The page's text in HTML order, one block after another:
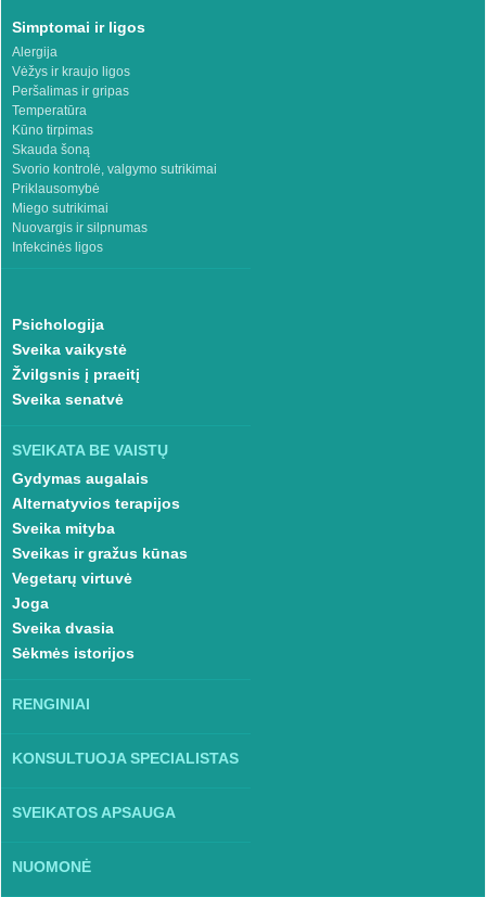
Simptomai ir ligos
Alergija
Vėžys ir kraujo ligos
Peršalimas ir gripas
Temperatūra
Kūno tirpimas
Skauda šoną
Svorio kontrolė, valgymo sutrikimai
Priklausomybė
Miego sutrikimai
Nuovargis ir silpnumas
Infekcinės ligos
Psichologija
Sveika vaikystė
Žvilgsnis į praeitį
Sveika senatvė
SVEIKATA BE VAISTŲ
Gydymas augalais
Alternatyvios terapijos
Sveika mityba
Sveikas ir gražus kūnas
Vegetarų virtuvė
Joga
Sveika dvasia
Sėkmės istorijos
RENGINIAI
KONSULTUOJA SPECIALISTAS
SVEIKATOS APSAUGA
NUOMONĖ